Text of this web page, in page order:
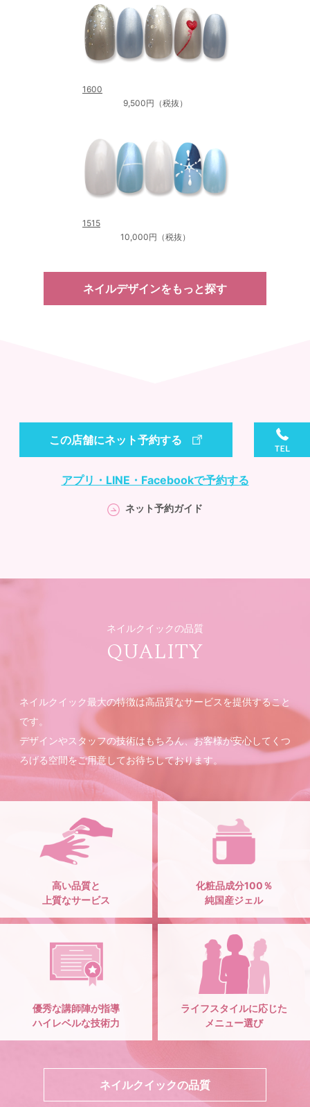
1600
9,500円（税抜）
1515
10,000円（税抜）
ネイルデザインをもっと探す
この店舗にネット予約する
アプリ・LINE・Facebookで予約する
ネット予約ガイド
ネイルクイックの品質
QUALITY
ネイルクイック最大の特徴は高品質なサービスを提供すること
です。
デザインやスタッフの技術はもちろん、お客様が安心してくつ
ろげる空間をご用意してお待ちしております。
高い品質と
上質なサービス
化粧品成分100％
純国産ジェル
優秀な講師陣が指導
ハイレベルな技術力
ライフスタイルに応じた
メニュー選び
ネイルクイックの品質